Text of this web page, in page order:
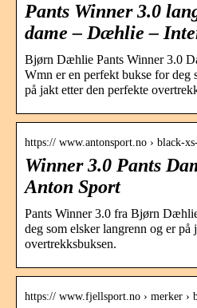
Pants Winner 3.0
dame – Dæhlie –
Bjørn Dæhlie Pants Winner 3.0
Wmn er en perfekt bukse for deg
på jakt etter den perfekte
https:// www.antonsport.no › black-
Winner 3.0 Pants
Anton Sport
Pants Winner 3.0 fra Bjørn
deg som elsker langrenn og er på
overtrekksbuksen.
https:// www.fjellsport.no › merker ›